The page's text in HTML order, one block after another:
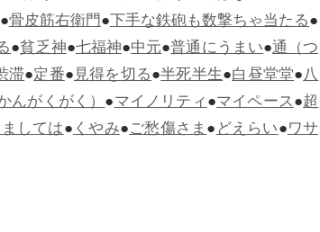
●骨皮筋右衛門●下手な鉄砲も数撃ちゃ当たる●
●貧乏神●七福神●中元●普通にうまい●通（つ
滞●定番●見得を切る●半死半生●白昼堂堂●八
んがくがく）●マイノリティ●マイペース●超
しては●くやみ●ご愁傷さま●どえらい●ワサ